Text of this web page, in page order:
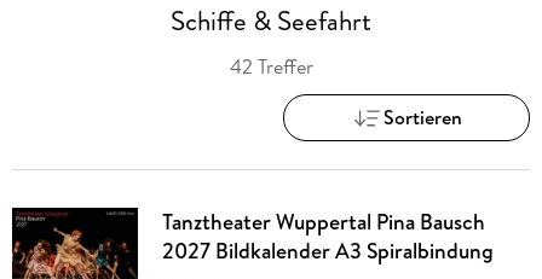
Schiffe & Seefahrt
42 Treffer
Sortieren
Tanztheater Wuppertal Pina Bausch
2027 Bildkalender A3 Spiralbindung